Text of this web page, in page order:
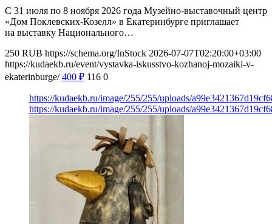
С 31 июля по 8 ноября 2026 года Музейно-выставочный центр
«Дом Поклевских-Козелл» в Екатеринбурге приглашает
на выставку Национального…
250 RUB https://schema.org/InStock 2026-07-07T02:20:00+03:00
https://kudaekb.ru/event/vystavka-iskusstvo-kozhanoj-mozaiki-v-
ekaterinburge/ 400 ₽ 116 0
https://kudaekb.ru/image/255/255/uploads/
https://kudaekb.ru/image/255/255/uploads/